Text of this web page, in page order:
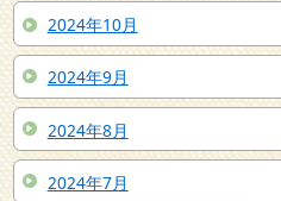
2024年10月
2024年9月
2024年8月
2024年7月